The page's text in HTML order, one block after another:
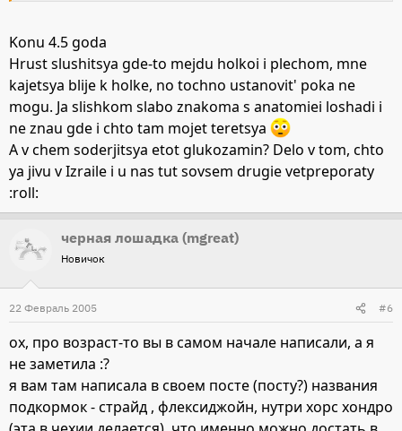
хрустит в том месте, где хромает и вета нормального нет,
то я бы сделала так. всю нагрузку с коня сняла, пусть бы
гулял в леваде. и подкормку в лечебной дозе - страйд,
флексиджойн, нутри хорс хондро. в общем глюкозамин
и хондроитин. и так бы месяца на два.
но я не вет и не мед работник. но вреда от моего совета
тоже быть не должно.
Konu 4.5 goda
Hrust slushitsya gde-to mejdu holkoi i plechom, mne
kajetsya blije k holke, no tochno ustanovit' poka ne
mogu. Ja slishkom slabo znakoma s anatomiei loshadi i
ne znau gde i chto tam mojet teretsya
A v chem soderjitsya etot glukozamin? Delo v tom, chto
ya jivu v Izraile i u nas tut sovsem drugie vetpreporaty
:roll:
черная лошадка (mgreat)
Новичок
22 Февраль 2005 #6
ох, про возраст-то вы в самом начале написали, а я
не заметила :?
я вам там написала в своем посте (посту?) названия
подкормок - страйд , флексиджойн, нутри хорс хондро